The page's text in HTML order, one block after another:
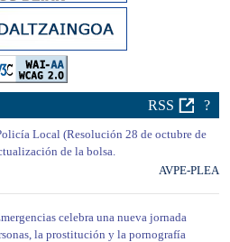
RSS ?
Local (Resolución 28 de octubre de
de la bolsa.
AVPE-PLEA
celebra una nueva jornada
la prostitución y la pornografía